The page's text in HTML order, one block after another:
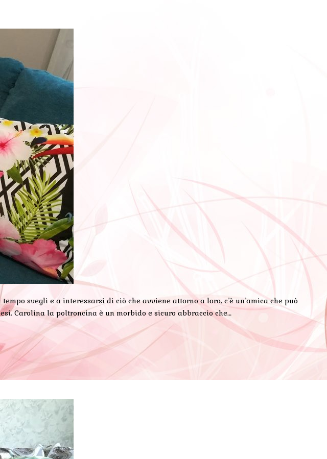
svegli e a interessarsi di ciò che avviene attorno a loro, c’è un’amica che può
Carolina la poltroncina è un morbido e sicuro abbraccio che…